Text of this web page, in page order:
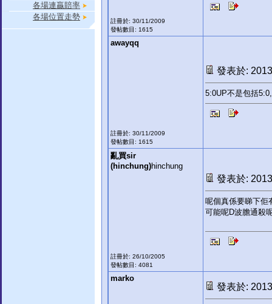
各場連贏賠率
各場位置走勢
註冊於: 30/11/2009
發帖數目: 1615
awayqq
註冊於: 30/11/2009
發帖數目: 1615
發表於:
5:0UP不是包括
亂買sir
(hinchung)hinchung
註冊於: 26/10/2005
發帖數目: 4081
發表於:
呢個真係要睇下佢
可能呢D波膽通殺
marko
發表於: